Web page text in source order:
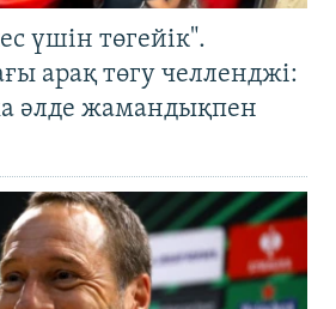
үшін төгейік".
арақ төгу челленджі:
әлде жамандықпен